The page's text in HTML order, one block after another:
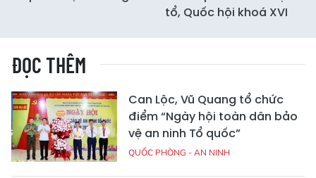
tổ, Quốc hội khoá XVI
ĐỌC THÊM
Can Lộc, Vũ Quang tổ chức
điểm “Ngày hội toàn dân bảo
vệ an ninh Tổ quốc”
QUỐC PHÒNG - AN NINH